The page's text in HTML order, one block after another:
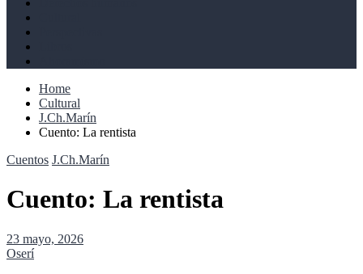
Home
Cultural
J.Ch.Marín
Cuento: La rentista
Cuentos J.Ch.Marín
Cuento: La rentista
23 mayo, 2026
Oserí